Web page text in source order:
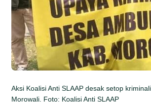
Aksi Koalisi Anti SLAAP desak setop
Morowali. Foto: Koalisi Anti SLAAP